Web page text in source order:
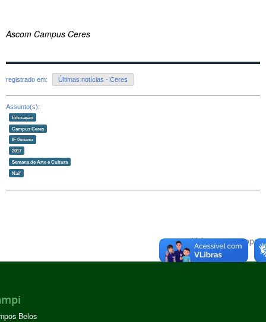
Ascom Campus Ceres
registrado em: Últimas notícias - Ceres
Assunto(s):
Educação
Campus Ceres
IF Goiano
2017
Semana de Arte e Cultura
Naif
Voltar para o topo
Belos